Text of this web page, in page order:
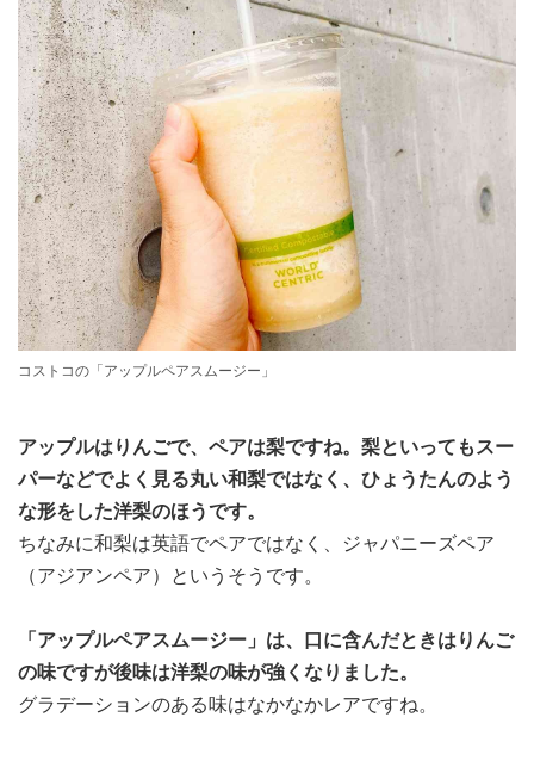
コストコの「アップルペアスムージー」
アップルはりんごで、ペアは梨ですね。梨といってもスー
パーなどでよく見る丸い和梨ではなく、ひょうたんのよう
な形をした洋梨のほうです。
ちなみに和梨は英語でペアではなく、ジャパニーズペア
（アジアンペア）というそうです。
「アップルペアスムージー」は、口に含んだときはりんご
の味ですが後味は洋梨の味が強くなりました。
グラデーションのある味はなかなかレアですね。